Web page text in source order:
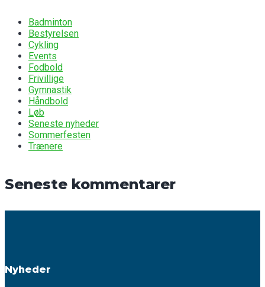
Badminton
Bestyrelsen
Cykling
Events
Fodbold
Frivillige
Gymnastik
Håndbold
Løb
Seneste nyheder
Sommerfesten
Trænere
Seneste kommentarer
Nyheder